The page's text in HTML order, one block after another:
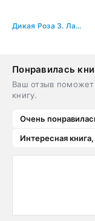
Дикая Роза 3. Лабиринт Хаоса
Понравилась
Ваш отзыв
книгу.
Очень
Интересная